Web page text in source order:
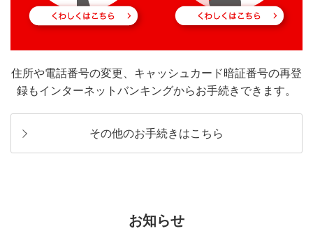
住所や電話番号の変更、キャッシュカード暗証番号の再登
録もインターネットバンキングからお手続きできます。
その他のお手続きはこちら
お知らせ